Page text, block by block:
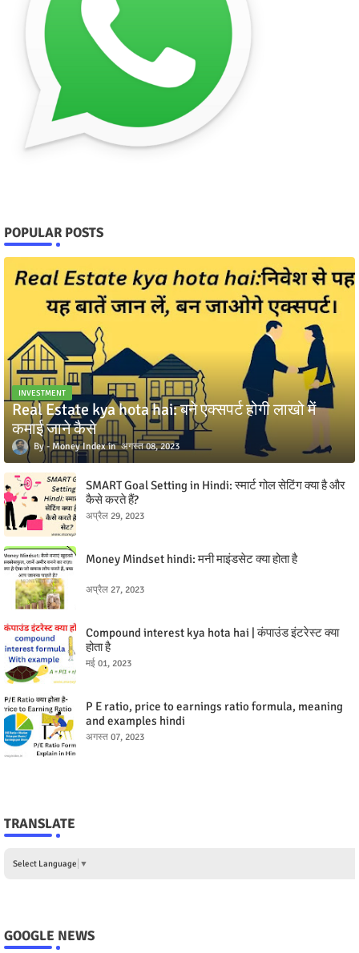
POPULAR POSTS
INVESTMENT
Real Estate kya hota hai: बने एक्सपर्ट होगी लाखो में
कमाई जाने कैसे
Money Index अगस्त 08, 2023
SMART Goal Setting in Hindi: स्मार्ट गोल सेटिंग क्या है और
कैसे करते हैं?
अप्रैल 29, 2023
Money Mindset hindi: मनी माइंडसेट क्या होता है
अप्रैल 27, 2023
Compound interest kya hota hai | कंपाउंड इंटरेस्ट क्या
होता है
मई 01, 2023
P E ratio, price to earnings ratio formula, meaning
and examples hindi
अगस्त 07, 2023
TRANSLATE
Select Language ▼
GOOGLE NEWS